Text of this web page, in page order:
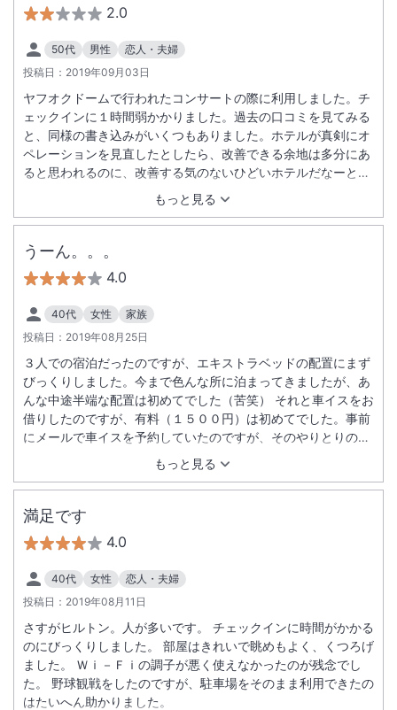
2.0
50代 男性
恋人・夫婦
投稿日： 2019年09月03日
もっと見る
ヤフオクドームで行われたコンサートの際に利用しました。チ
ェックインに１時間弱かかりました。過去の口コミを見てみる
と、同様の書き込みがいくつもありました。ホテルが真剣にオ
ペレーションを見直したとしたら、改善できる余地は多分にあ
ると思われるのに、改善する気のないひどいホテルだなーと感
じました。コンサートの日程など、把握することは簡単で、そ
の場合どのくらい混雑するかなどを予測することは、そんなに
難しいことではないと思います。多くの人が立ちっ放しでチェ
ックイン待ちをしている状況で、急ぐこともなく、また、待っ
ている人に気を使うこともないホテルの姿勢に、ホスピタリテ
ィのかけらも感じないホテルでした。コンサート会場から離れ
たホテルにした方がましでした。
うーん。。。
4.0
40代 女性
家族
投稿日： 2019年08月25日
もっと見る
３人での宿泊だったのですが、エキストラベッドの配置にまず
びっくりしました。今まで色んな所に泊まってきましたが、あ
んな中途半端な配置は初めてでした（苦笑） それと車イスをお
借りしたのですが、有料（１５００円）は初めてでした。事前
にメールで車イスを予約していたのですが、そのやりとりの際
に一言言って頂きたかったです。（デポジットではありせん）
ラウンジは良かったです。ゆっくり出来ましたし、景色もよか
ったです。 廊下は消臭剤なのか独特な臭いがします。お部屋の
絨毯もなんだかベトベトした感じです。バスルームのカビが気
になります。全体的にラウンジ以外、エグゼクティブフロアな
感じはありません。 ただ高層階のため、お部屋からの夜景はと
っても綺麗でした。機会があれば別も部屋に泊まりたいと思い
ます。
満足です
4.0
40代 女性
恋人・夫婦
投稿日： 2019年08月11日
さすがヒルトン。人が多いです。 チェックインに時間がかかる
のにびっくりしました。 部屋はきれいで眺めもよく、くつろげ
ました。 Ｗｉ－Ｆｉの調子が悪く使えなかったのが残念でし
た。 野球観戦をしたのですが、駐車場をそのまま利用できたの
はたいへん助かりました。